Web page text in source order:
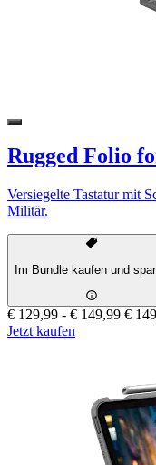
Rugged Folio
Versiegelte Tastatur mit
Militär.
Im Bundle kaufen und
€ 129,99 - € 149,99 €
Jetzt kaufen